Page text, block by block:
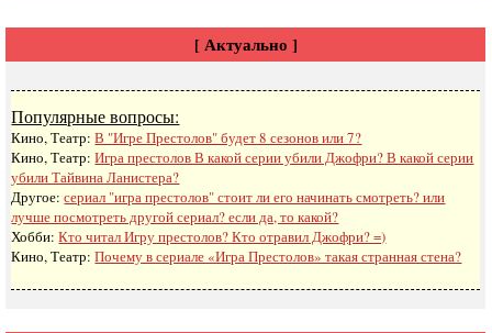
[ Актуально ]
Популярные вопросы:
Кино, Театр:В "Игре Престолов" будет 8 сезонов или 7?
Кино, Театр:Игра престолов В какой серии убили Джофри? В какой серии
убили Тайвина Ланистера?
Другое:сериал "игра престолов" стоит ли его начинать смотреть? или
лучше посмотреть другой сериал? если да, то какой?
Хобби:Кто читал Игру престолов? Кто отравил Джофри? =)
Кино, Театр:Почему в сериале «Игра Престолов» такая странная стена?